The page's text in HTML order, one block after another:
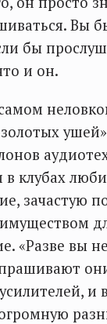
Вы
бы
и он.
клубах
зачастую
«Разве вы
и